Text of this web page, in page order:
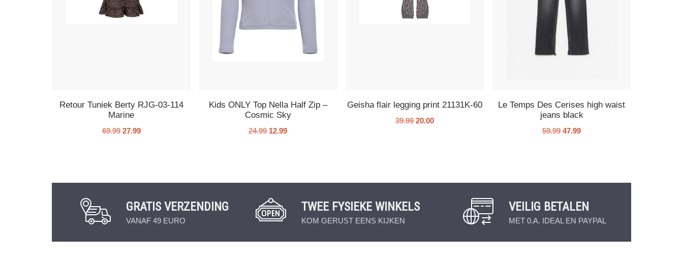
Retour Tuniek Berty RJG-03-114
Marine
69.99 27.99
Kids ONLY Top Nella Half Zip –
Cosmic Sky
24.99 12.99
Geisha flair legging print 21131K-60
39.99 20.00
Le Temps Des Cerises high waist
jeans black
59.99 47.99
GRATIS VERZENDING
VANAF 49 EURO
TWEE FYSIEKE WINKELS
KOM GERUST EENS KIJKEN
VEILIG BETALEN
MET 0.A. IDEAL EN PAYPAL